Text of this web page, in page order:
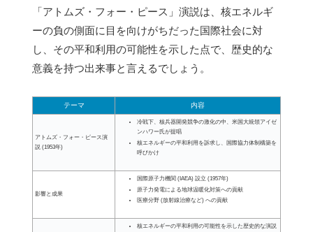
「アトムズ・フォー・ピース」演説は、核エネルギ
ーの負の側面に目を向けがちだった国際社会に対
し、その平和利用の可能性を示した点で、歴史的な
意義を持つ出来事と言えるでしょう。
テーマ 内容
アトムズ・フォー・ピース演
説 (1953年)
冷戦下、核兵器開発競争の激化の中、米国大統領アイゼ
ンハワー氏が提唱
核エネルギーの平和利用を訴求し、国際協力体制構築を
呼びかけ
影響と成果
国際原子力機関 (IAEA) 設立 (1957年)
原子力発電による地球温暖化対策への貢献
医療分野 (放射線治療など) への貢献
核エネルギーの平和利用の可能性を示した歴史的な演説